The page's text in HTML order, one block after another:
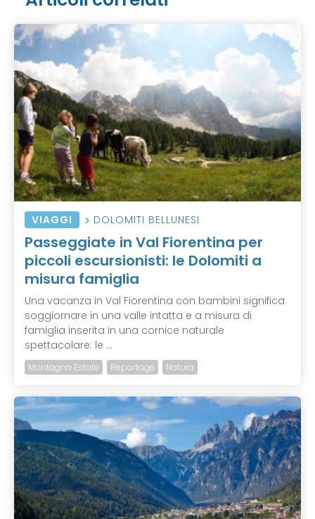
VIAGGI DOLOMITI BELLUNESI
Passeggiate in Val Fiorentina per
piccoli escursionisti: le Dolomiti a
misura famiglia
Una vacanza in Val Fiorentina con bambini significa
soggiornare in una valle intatta e a misura di
famiglia inserita in una cornice naturale
spettacolare: le ...
Montagna Estate Reportage Natura